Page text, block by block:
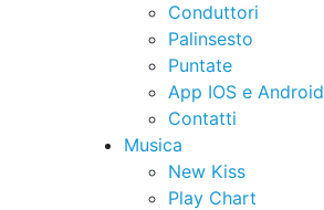
Conduttori
Palinsesto
Puntate
App IOS e Android
Contatti
Musica
New Kiss
Play Chart